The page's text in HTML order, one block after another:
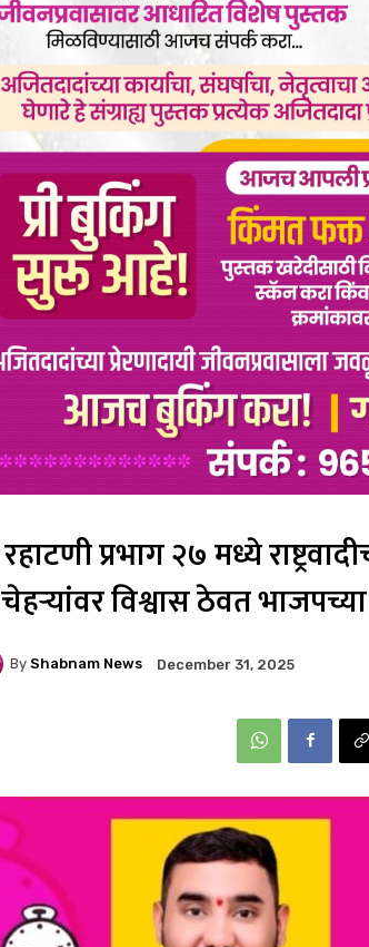
रहाटणी प्रभाग २७ मध्ये
चेहऱ्यांवर विश्वास ठेवत
By Shabnam News December 31, 2025